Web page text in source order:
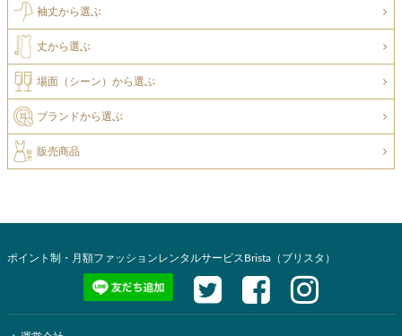
袖丈から選ぶ
丈から選ぶ
場面（シーン）から選ぶ
ブランドから選ぶ
販売商品
ポイント制・月額ファッションレンタルサービスBrista（ブリスタ）